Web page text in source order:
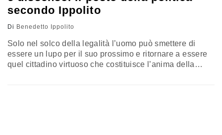
secondo Ippolito
Di Benedetto Ippolito
Solo nel solco della legalità l’uomo può smettere di
essere un lupo per il suo prossimo e ritornare a essere
quel cittadino virtuoso che costituisce l’anima della